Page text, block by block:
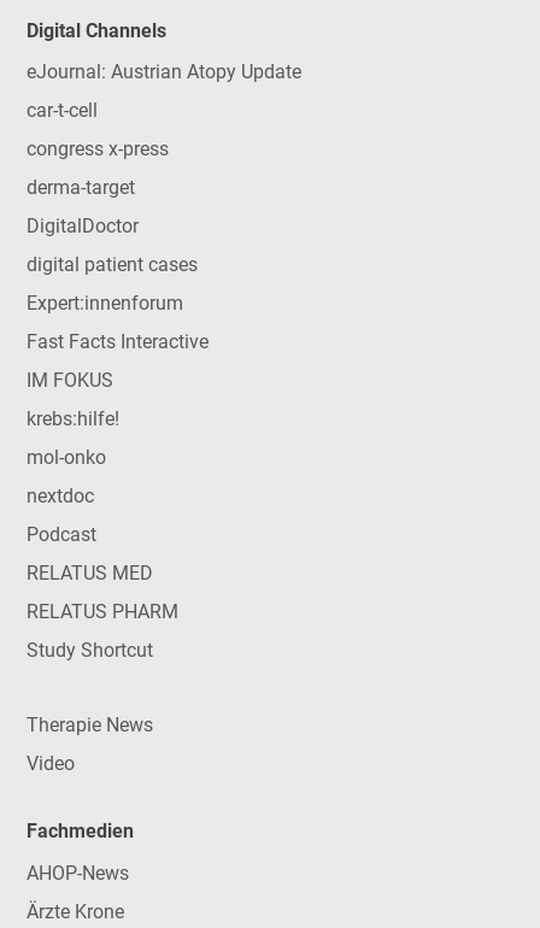
Digital Channels
eJournal: Austrian Atopy Update
car-t-cell
congress x-press
derma-target
DigitalDoctor
digital patient cases
Expert:innenforum
Fast Facts Interactive
IM FOKUS
krebs:hilfe!
mol-onko
nextdoc
Podcast
RELATUS MED
RELATUS PHARM
Study Shortcut
Therapie News
Video
Fachmedien
AHOP-News
Ärzte Krone